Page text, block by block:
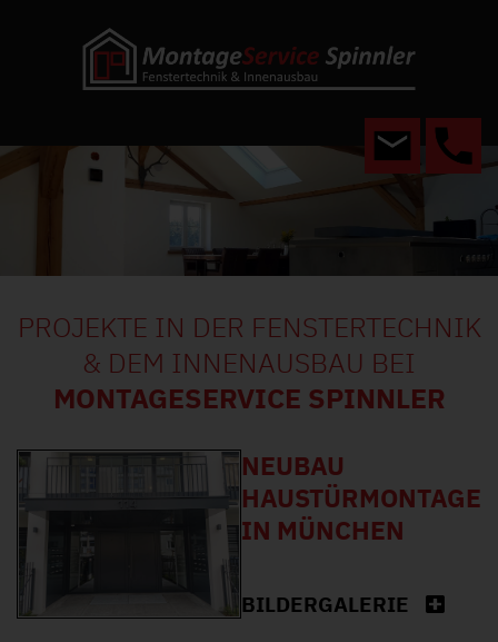
PROJEKTE IN DER FENSTERTECHNIK
& DEM INNENAUSBAU BEI
MONTAGESERVICE SPINNLER
NEUBAU
HAUSTÜRMONTAGE
IN MÜNCHEN
BILDERGALERIE